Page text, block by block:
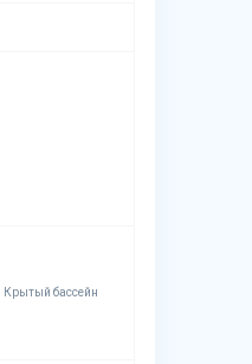
Крытый бассейн